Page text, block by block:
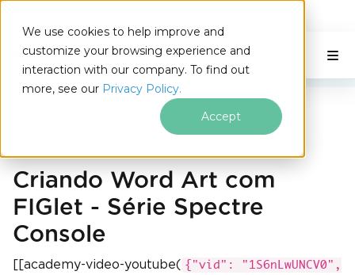
We use cookies to help improve and
customize your browsing experience and
interaction with our company. To find out
more, see our Privacy Policy.
Accept
IRONSOFTWARE
Ir para o conteúdo do rodapé
C# Application
Nesta página
Arte de palavras do console Spectre FIGlet
Criando Word Art com
FIGlet - Série Spectre
Console
[[academy-video-youtube( {"vid": "1S6nLwUNCV0",